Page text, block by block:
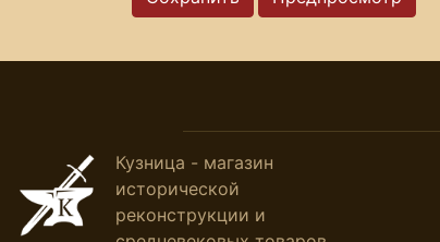
Кузница - магазин
исторической
реконструкции и